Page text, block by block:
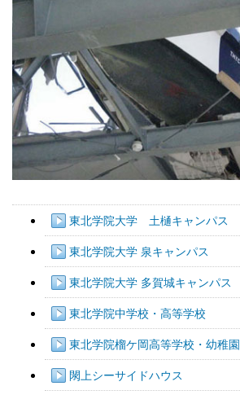
東北学院大学 土樋キャンパス
東北学院大学 泉キャンパス
東北学院大学 多賀城キャンパス
東北学院中学校・高等学校
東北学院榴ケ岡高等学校・幼稚園
閖上シーサイドハウス